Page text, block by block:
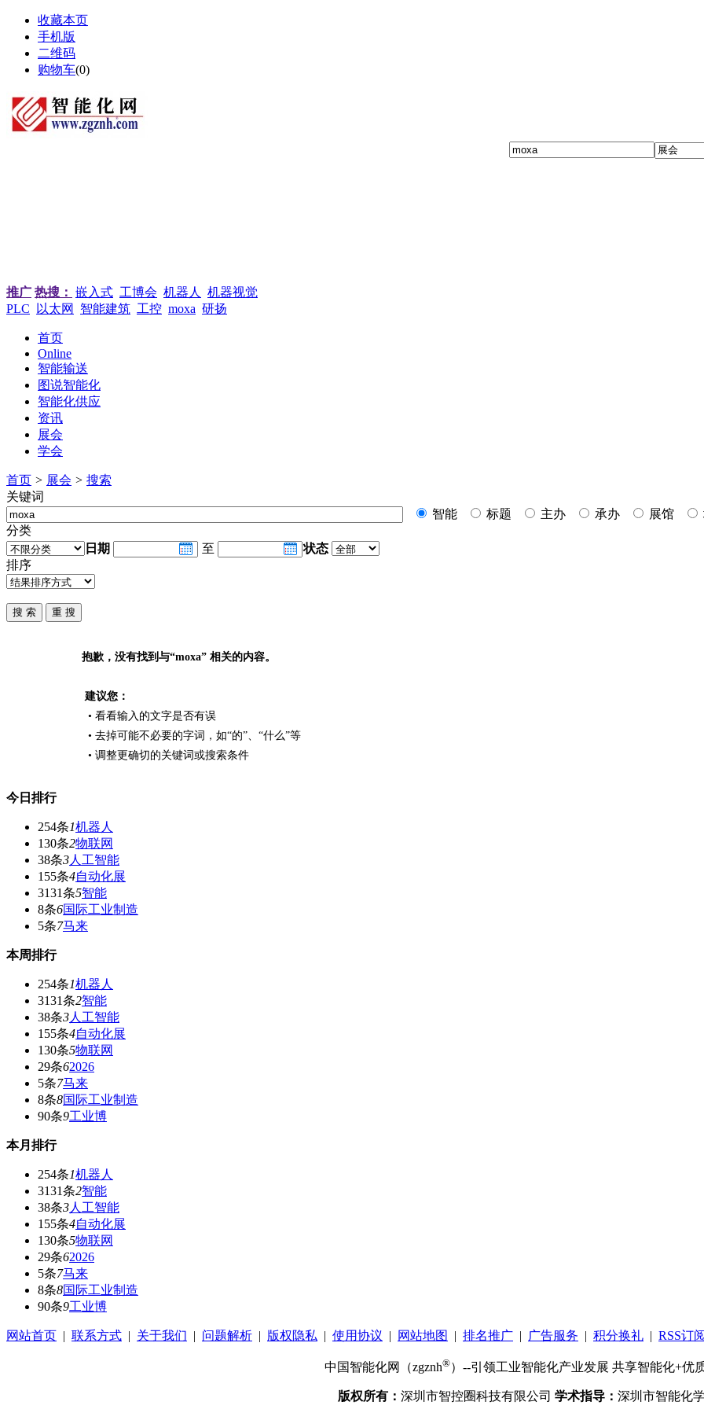
收藏本页
手机版
二维码
购物车(0)
推广 热搜： 嵌入式 工博会 机器人
机器视觉
PLC
以太网 智能建筑 工控 moxa 研扬
首页
Online
智能输送
图说智能化
智能化供应
资讯
展会
学会
首页 > 展会 > 搜索
关键词
智能
标题 主办 承办 展馆
分类
日期
至
状态
排序
抱歉，没有找到与“moxa” 相关的内容。
建议您：
• 看看输入的文字是否有误
• 去掉可能不必要的字词，如“的”、“什么”等
• 调整更确切的关键词或搜索条件
今日排行
254条1机器人
130条2物联网
38条3人工智能
155条4自动化展
3131条5智能
8条6国际工业制造
5条7马来
本周排行
254条1机器人
3131条2智能
38条3人工智能
155条4自动化展
130条5物联网
29条62026
5条7马来
8条8国际工业制造
90条9工业博
本月排行
254条1机器人
3131条2智能
38条3人工智能
155条4自动化展
130条5物联网
29条62026
5条7马来
8条8国际工业制造
90条9工业博
网站首页 | 联系方式 | 关于我们 | 问题解析 | 版权隐私 | 使用协议 | 网站地图 | 排名推广 | 广告服务 | 积分换礼 | RSS订
中国智能化网（zgznh®）--引领工业智能化产业发展 共享智能化+优
版权所有： 深圳市智控圈科技有限公司 学术指导： 深圳市智能化